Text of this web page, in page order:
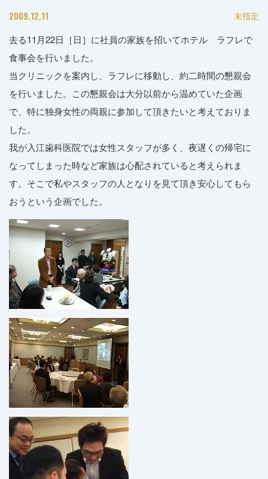
2009.12.11 未指定
去る11月22日［日］に社員の家族を招いてホテル ラフレで
食事会を行いました。
当クリニックを案内し、ラフレに移動し、約二時間の懇親会
を行いました。この懇親会は大分以前から温めていた企画
で、特に独身女性の両親に参加して頂きたいと考えておりま
した。
我が入江歯科医院では女性スタッフが多く、夜遅くの帰宅に
なってしまった時など家族は心配されていると考えられま
す。そこで私やスタッフの人となりを見て頂き安心してもら
おうという企画でした。